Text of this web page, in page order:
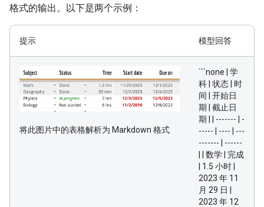
格式的输出。以下是两个示例：
提示 模型回答
将此图片中的表格解析为 Markdown 格式
```none | 学
科 | 状态 | 时
间 | 开始日
期 | 截止日
期 | | ------- | -
----- | ---- | ---
------- | ------
| | 数学 | 完成
| 1.5 小时 |
2023 年 11
月 29 日 |
2023 年 12